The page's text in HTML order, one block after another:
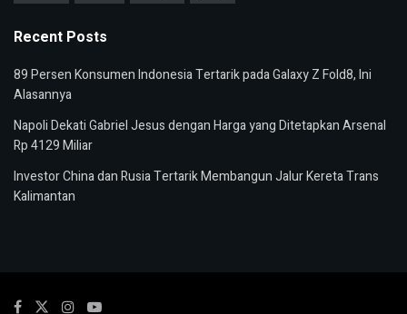
Recent Posts
89 Persen Konsumen Indonesia Tertarik pada Galaxy Z Fold8, Ini
Alasannya
Napoli Dekati Gabriel Jesus dengan Harga yang Ditetapkan Arsenal
Rp 4129 Miliar
Investor China dan Rusia Tertarik Membangun Jalur Kereta Trans
Kalimantan